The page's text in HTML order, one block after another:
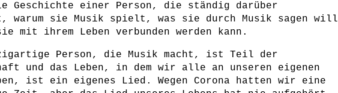
Geschichte einer Person, die ständig darüber
warum sie Musik spielt, was sie durch Musik sagen will
mit ihrem Leben verbunden werden kann.
Person, die Musik macht, ist Teil der
und das Leben, in dem wir alle an unseren eigenen
ist ein eigenes Lied. Wegen Corona hatten wir eine